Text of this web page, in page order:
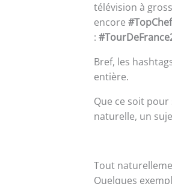
télévision à
encore #TopChef
:
Bref, les
entière.
Que ce soit
naturelle, un
Tout
Quelques